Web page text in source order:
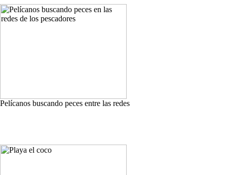
Pelícanos buscando peces entre las redes